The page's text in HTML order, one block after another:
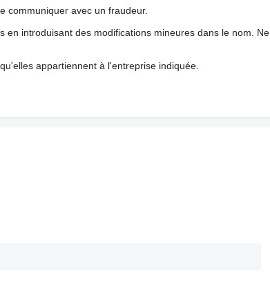
communiquer avec un fraudeur.
introduisant des modifications mineures dans le nom. Ne
appartiennent à l'entreprise indiquée.